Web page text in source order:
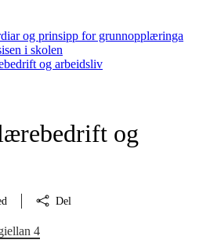
og prinsipp for grunnopplæringa
i skolen
og arbeidsliv
og
Del
4